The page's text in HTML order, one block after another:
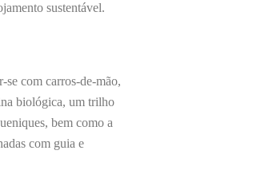
sustentável.
se com carros-de-mão,
biológica, um trilho
bem como a
com guia e